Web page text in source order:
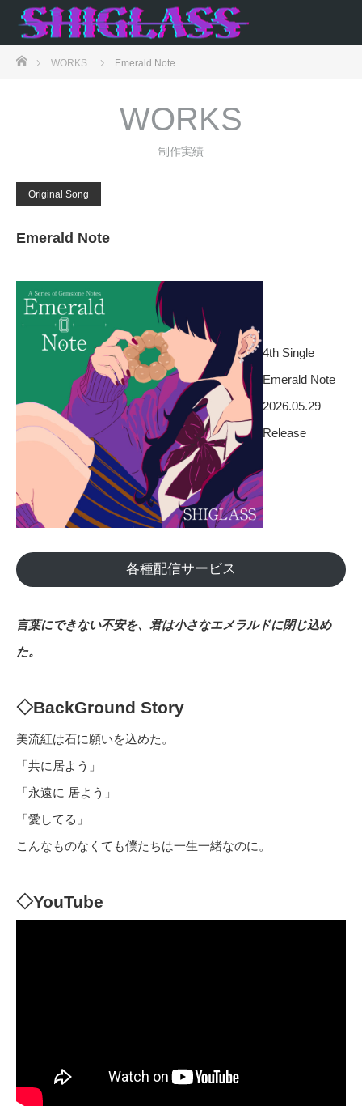
ホームWORKS Emerald Note
WORKS
制作実績
Original Song
Emerald Note
4th Single
Emerald Note
2026.05.29
Release
各種配信サービス
言葉にできない不安を、君は小さなエメラルドに閉じ込め
た。
◇BackGround Story
美流紅は石に願いを込めた。
「共に居よう」
「永遠に 居よう」
「愛してる」
こんなものなくても僕たちは一生一緒なのに。
◇YouTube